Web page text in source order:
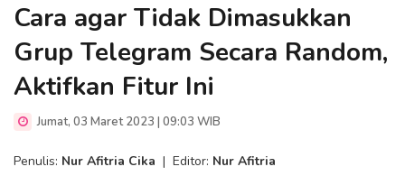
Cara agar Tidak Dimasukkan
Grup Telegram Secara Random,
Aktifkan Fitur Ini
Jumat, 03 Maret 2023 | 09:03 WIB
Penulis: Nur Afitria Cika | Editor: Nur Afitria